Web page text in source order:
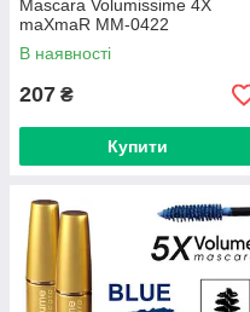
Mascara Volumissime 4X
maXmaR MM-0422
В наявності
207 ₴
Купити